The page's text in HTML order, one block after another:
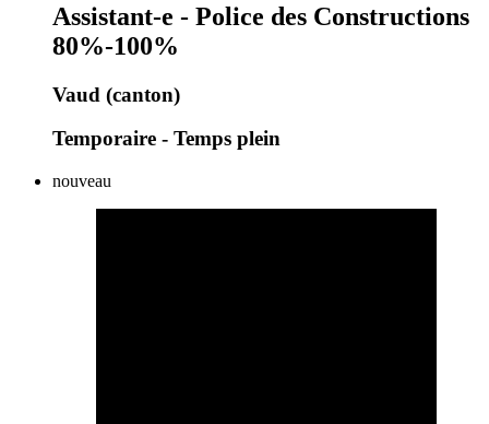
Assistant-e - Police des Constructions
80%-100%
Vaud (canton)
Temporaire - Temps plein
nouveau